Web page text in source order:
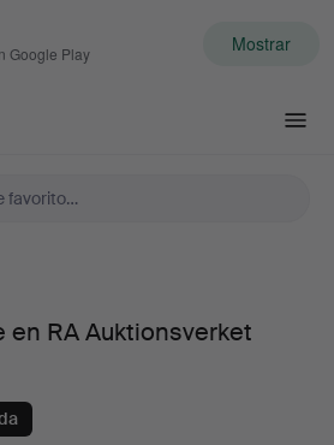
Google Play Mostrar
en RA Auktionsverket